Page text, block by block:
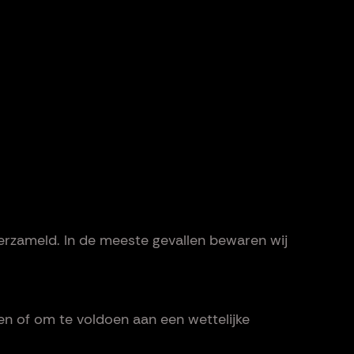
In de meeste gevallen bewaren wij
of om te voldoen aan een wettelijke